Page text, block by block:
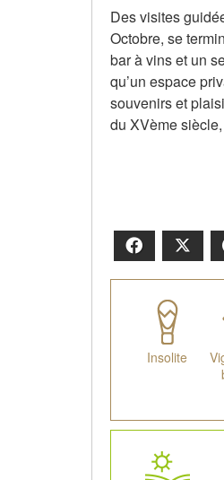
Des visites
Octobre, se
bar à vins et un
qu’un espace
souvenirs et
du XVème
Facebook
Insolite